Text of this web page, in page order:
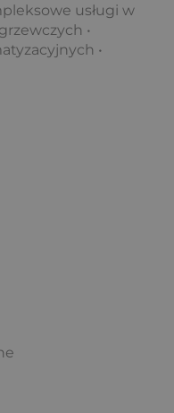
usługi w
•
•